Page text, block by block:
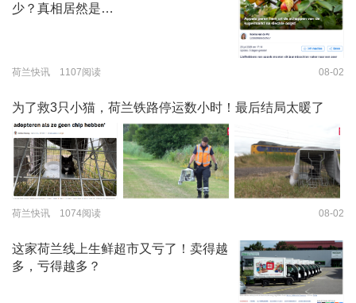
少？真相居然是…
荷兰快讯 1107阅读 08-02
为了救3只小猫，荷兰铁路停运数小时！最后结局太暖了
荷兰快讯 1074阅读 08-02
这家荷兰线上生鲜超市又亏了！卖得越
多，亏得越多？